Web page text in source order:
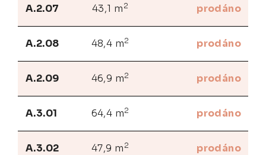
A.2.07 43,1 m 2 prodáno
A.2.08 48,4 m2 prodáno
A.2.09 46,9 m2 prodáno
A.3.01 64,4 m2 prodáno
A.3.02 47,9 m 2 prodáno